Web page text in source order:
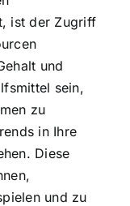
ist der Zugriff
und
sein,
zu
in Ihre
Diese
und zu